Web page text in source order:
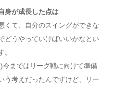
身が成長した点は
くて、自分のスイングができな
どうやっていけばいいかなとい
。
まではリーグ戦に向けて準備
う考えだったんですけど、リー